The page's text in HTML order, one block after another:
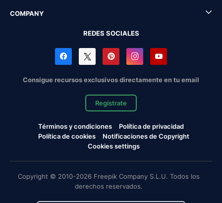
COMPANY
REDES SOCIALES
Consigue recursos exclusivos directamente en tu email
Regístrate
Términos y condiciones
Política de privacidad
Política de cookies
Notificaciones de Copyright
Cookies settings
Copyright © 2010-2026 Freepik Company S.L.U. Todos los
derechos reservados.